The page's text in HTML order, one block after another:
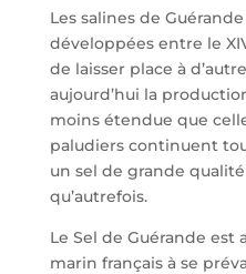
Les salines de
développées entre le
de laisser place à
aujourd’hui la
moins étendue que
paludiers continuent
un sel de grande
qu’autrefois.
Le Sel de Guérande est
marin français à se